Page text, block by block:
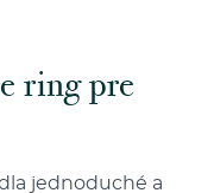
ring pre
jednoduché a